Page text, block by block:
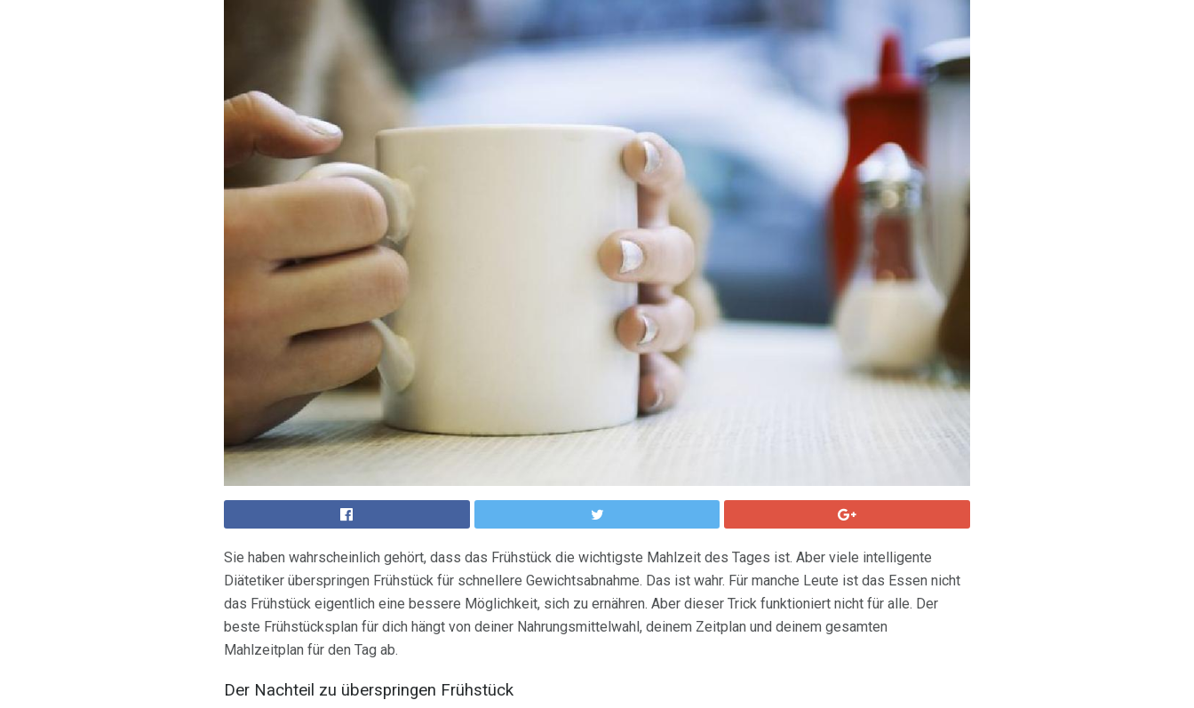
Sie haben wahrscheinlich gehört, dass das Frühstück die wichtigste Mahlzeit des Tages ist. Aber viele intelligente
Diätetiker überspringen Frühstück für schnellere Gewichtsabnahme. Das ist wahr. Für manche Leute ist das Essen nicht
das Frühstück eigentlich eine bessere Möglichkeit, sich zu ernähren. Aber dieser Trick funktioniert nicht für alle. Der
beste Frühstücksplan für dich hängt von deiner Nahrungsmittelwahl, deinem Zeitplan und deinem gesamten
Mahlzeitplan für den Tag ab.
Der Nachteil zu überspringen Frühstück